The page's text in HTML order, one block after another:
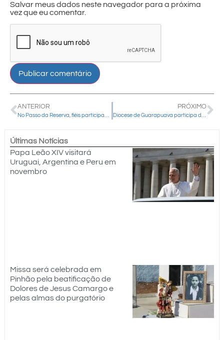
Salvar meus dados neste navegador para a próxima
vez que eu comentar.
ANTERIOR PRÓXIMO
Últimas Notícias
Papa Leão XIV visitará
Uruguai, Argentina e Peru em
novembro
Missa será celebrada em
Pinhão pela beatificação de
Dolores de Jesus Camargo e
pelas almas do purgatório